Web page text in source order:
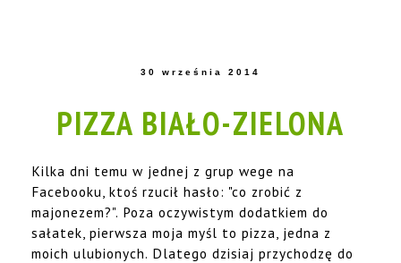
30 września 2014
PIZZA BIAŁO-ZIELONA
Kilka dni temu w jednej z grup wege na
Facebooku, ktoś rzucił hasło: "co zrobić z
majonezem?". Poza oczywistym dodatkiem do
sałatek, pierwsza moja myśl to pizza, jedna z
moich ulubionych. Dlatego dzisiaj przychodzę do